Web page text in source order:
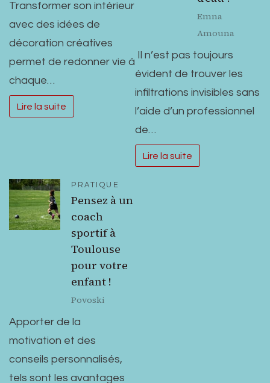
Transformer son intérieur
avec des idées de
décoration créatives
permet de redonner vie à
chaque…
Lire la suite
Emna
Amouna
Il n’est pas toujours
évident de trouver les
infiltrations invisibles sans
l’aide d’un professionnel
de…
Lire la suite
PRATIQUE
Pensez à un
coach
sportif à
Toulouse
pour votre
enfant !
Povoski
Apporter de la
motivation et des
conseils personnalisés,
tels sont les avantages